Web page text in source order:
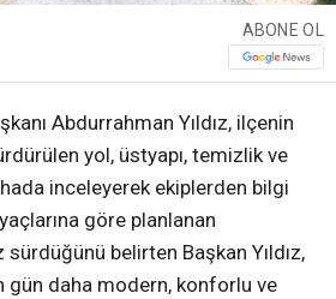
ABONE OL
Abdurrahman Yıldız, ilçenin
yol, üstyapı, temizlik ve
inceleyerek ekiplerden bilgi
göre planlanan
sürdüğünü belirten Başkan Yıldız,
gün daha modern, konforlu ve